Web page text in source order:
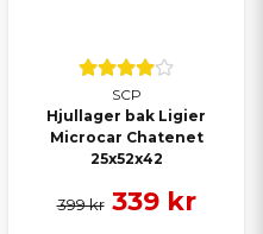
SCP
Hjullager bak Ligier
Microcar Chatenet
25x52x42
399 kr 339 kr